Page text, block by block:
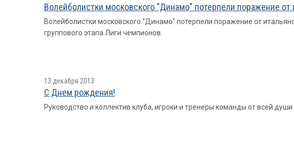
Волейболистки московского "Динамо" потерпели поражение
Волейболистки московского "Динамо" потерпели поражение от
группового этапа Лиги чемпионов.
13 декабря 2013
С Днем рождения!
Руководство и коллектив клуба, игроки и тренеры команды от всей